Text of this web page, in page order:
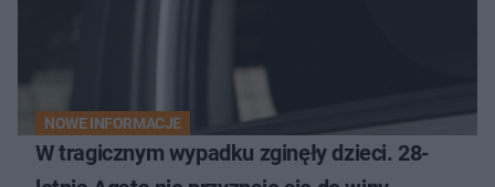
NOWE INFORMACJE
W tragicznym wypadku zginęły dzieci. 28-